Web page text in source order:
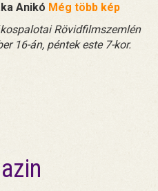
Anikó Még több kép
Rövidfilmszemlén
16-án, péntek este 7-kor.